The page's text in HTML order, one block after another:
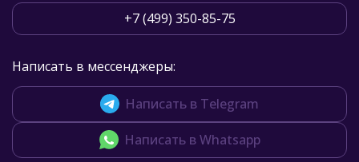
+7 (499) 350-85-75
Написать в мессенджеры:
Написать в Telegram
Написать в Whatsapp